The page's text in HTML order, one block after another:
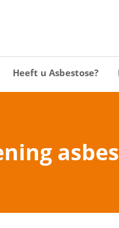
Heeft u Asbestose?